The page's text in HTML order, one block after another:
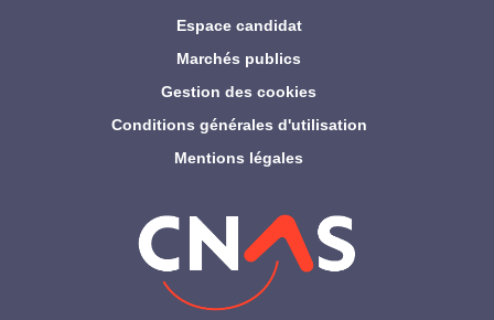
Espace candidat
Marchés publics
Gestion des cookies
Conditions générales d'utilisation
Mentions légales